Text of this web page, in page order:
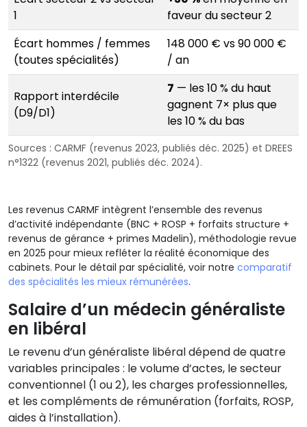
Sources : CARMF (revenus 2023, publiés déc. 2025) et DREES
n°1322 (revenus 2021, publiés déc. 2024).
1
faveur du secteur 2
Écart hommes / femmes
(toutes spécialités)
148 000 € vs 90 000 €
/ an
Rapport interdécile
(D9/D1)
7 — les 10 % du haut
gagnent 7× plus que
les 10 % du bas
Les revenus CARMF intègrent l’ensemble des revenus
d’activité indépendante (BNC + ROSP + forfaits structure +
revenus de gérance + primes Madelin), méthodologie revue
en 2025 pour mieux refléter la réalité économique des
cabinets. Pour le détail par spécialité, voir notre comparatif
des spécialités les mieux rémunérées.
Salaire d’un médecin généraliste
en libéral
Le revenu d’un généraliste libéral dépend de quatre
variables principales : le volume d’actes, le secteur
conventionnel (1 ou 2), les charges professionnelles,
et les compléments de rémunération (forfaits, ROSP,
aides à l’installation).